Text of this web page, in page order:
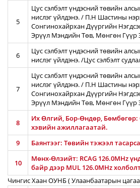
5
Цус сэлбэлт үндэсний төвийн
нислэг үйлдэнэ. / П.Н Шастины
Сонгинохайрхан Дүүргийн
Эрүүл Мэндийн Төв, Мөнгөн
6
Цус сэлбэлт үндэсний төвийн
нислэг үйлдэнэ. /Цус сэлбэлт
7
Цус сэлбэлт үндэсний төвийн
нислэг үйлдэнэ. / П.Н Шастины
Сонгинохайрхан Дүүргийн
Эрүүл Мэндийн Төв, Мөнгөн
8
Их Өлгий, Бор-Өндөр, Бөмбөгөр:
хэвийн ажиллагаатай.
9
Баянтээг: Төвийн тэжээл
10
Мөнх-Өлзийт: RCAG 126.0MHz
байр дээр MUL 126.0MHz
Чингис Хаан ОУНБ ( Улаанбаатарын